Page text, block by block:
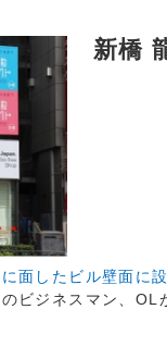
新橋
面したビル壁面に
ビジネスマン、OL